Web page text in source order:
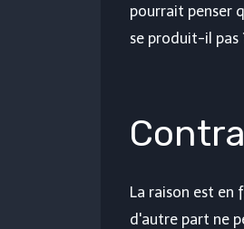
pourrait penser
se produit-il pas
La raison est en
d'autre part ne